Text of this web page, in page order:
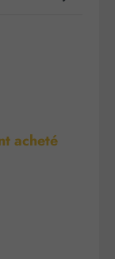
acheté